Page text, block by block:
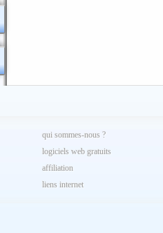
qui sommes-nous ?
logiciels web gratuits
affiliation
liens internet